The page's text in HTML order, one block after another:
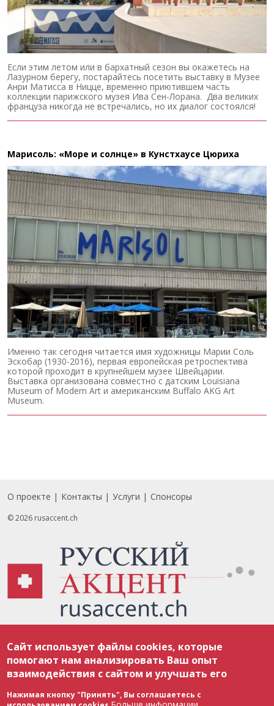
Если этим летом или в бархатный сезон вы окажетесь на
Лазурном берегу, постарайтесь посетить выставку в Музее
Анри Матисса в Ницце, временно приютившем часть
коллекции парижского музея Ива Сен-Лорана. Два великих
француза никогда не встречались, но их диалог состоялся!
Марисоль: «Море и солнце» в Кунстхаусе Цюриха
Именно так сегодня читается имя художницы Марии Соль
Эскобар (1930-2016), первая европейская ретроспектива
которой проходит в крупнейшем музее Швейцарии.
Выставка организована совместно с датским Louisiana
Museum of Modern Art и американским Buffalo AKG Art
Museum.
Footer
О проекте Контакты Услуги Спонсоры
© 2026 rusaccent.ch
соответствии с законодательством Швейцарии об авторском праве и
международными соглашениями. Полное или частичное использование
материалов возможно только с разрешения редакции. В случае полного
или частичного воспроизведения материалов сайта rusaccent.ch,
ОБЯЗАТЕЛЬНА АКТИВНАЯ ГИПЕРССЫЛКА на конкретный заимствованный
текст. Фотоизображения, размещенные редакцией rusaccent.ch, являются
ее исключительной собственностью. Полное или частичное
Сайт использует файлы cookies, которые
помогают нам анализировать Ваш опыт
взаимодействия с сайтом и улучшать его
Нажимая кнопку "Принять", Вы соглашаетесь с